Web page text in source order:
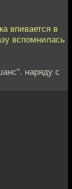
впивается в
вспомнилась
наряду с